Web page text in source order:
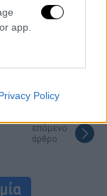
app.
other
Policy
11άρι»:
τους στο TikTok
επόμενο
άρθρο